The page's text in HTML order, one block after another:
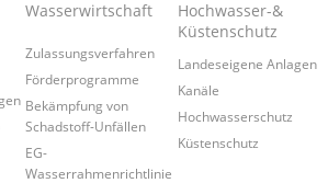
Wasserwirtschaft
Zulassungsverfahren
Förderprogramme
Bekämpfung von
Schadstoff-Unfällen
EG-
Wasserrahmenrichtlinie
Hochwasser-&
Küstenschutz
Landeseigene Anlagen
Kanäle
Hochwasserschutz
Küstenschutz